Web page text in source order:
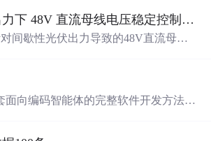
示例。压缩包包含完整源码、3项自动
、HTML/JSON/SVG离线报告、1080×
直接运行，零第三方运行依赖。
间歇性光伏出力下 48V 直流母线电压稳定控制及储能双向充放电闭环调控体系研究（Simulink仿真实现）
间歇性光伏出力导致的48V直流母线
Simulink搭建包含光伏阵列、Boost DC
双向DC-DC变换器及锂离子电池的完
面向编码智能体的完整软件开发方法，